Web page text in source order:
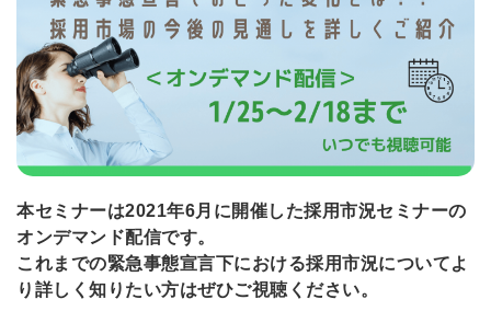
本セミナーは2021年6月に開催した採用市況セミナーの
オンデマンド配信です。
これまでの緊急事態宣言下における採用市況についてよ
り詳しく知りたい方はぜひご視聴ください。